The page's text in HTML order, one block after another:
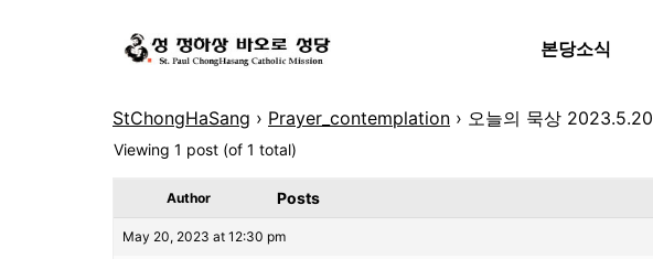
본당소식
StChongHaSang › Prayer_contemplation › 오늘의 묵상 2023.5.20
Viewing 1 post (of 1 total)
Author Posts
May 20, 2023 at 12:30 pm